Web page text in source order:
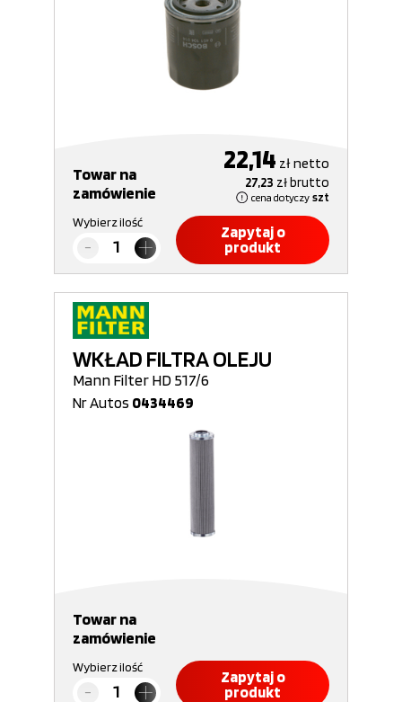
Towar na
zamówienie
22,14 złnetto
27,23 złbrutto
cena dotyczy szt
Wybierz ilość
Zapytaj o
produkt
WKŁAD FILTRA OLEJU
Mann Filter HD 517/6
Nr Autos 0434469
Towar na
zamówienie
Wybierz ilość
Zapytaj o
produkt